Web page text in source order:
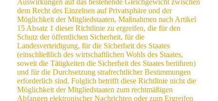
Auswirkungen auf das bestehende Gleichgewicht zwischen
dem Recht des Einzelnen auf Privatsphäre und der
Möglichkeit der Mitgliedstaaten, Maßnahmen nach Artikel
15 Absatz 1 dieser Richtlinie zu ergreifen, die für den
Schutz der öffentlichen Sicherheit, für die
Landesverteidigung, für die Sicherheit des Staates
(einschließlich des wirtschaftlichen Wohls des Staates,
soweit die Tätigkeiten die Sicherheit des Staates berühren)
und für die Durchsetzung strafrechtlicher Bestimmungen
erforderlich sind. Folglich betrifft diese Richtlinie nicht die
Möglichkeit der Mitgliedstaaten zum rechtmäßigen
Abfangen elektronischer Nachrichten oder zum Ergreifen